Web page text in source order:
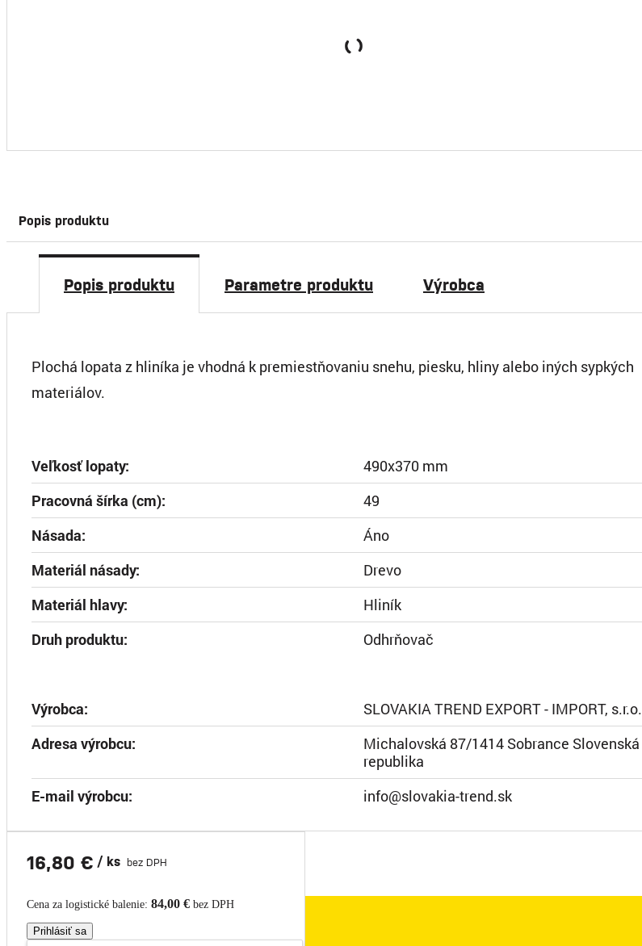
Popis produktu
Popis produktu Parametre produktu Výrobca
Plochá lopata z hliníka je vhodná k premiestňovaniu snehu, piesku, hliny alebo iných sypkých
materiálov.
Veľkosť lopaty:
490x370 mm
Pracovná šírka (cm):
49
Násada:
Áno
Materiál násady:
Drevo
Materiál hlavy:
Hliník
Druh produktu:
Odhrňovač
Výrobca:
SLOVAKIA TREND EXPORT - IMPORT, s.r.o.
Adresa výrobcu:
Michalovská 87/1414 Sobrance Slovenská
republika
E-mail výrobcu:
info@slovakia-trend.sk
16,80 € / ks bez DPH
Cena za logistické balenie: 84,00 € bez DPH
Prihlásiť sa